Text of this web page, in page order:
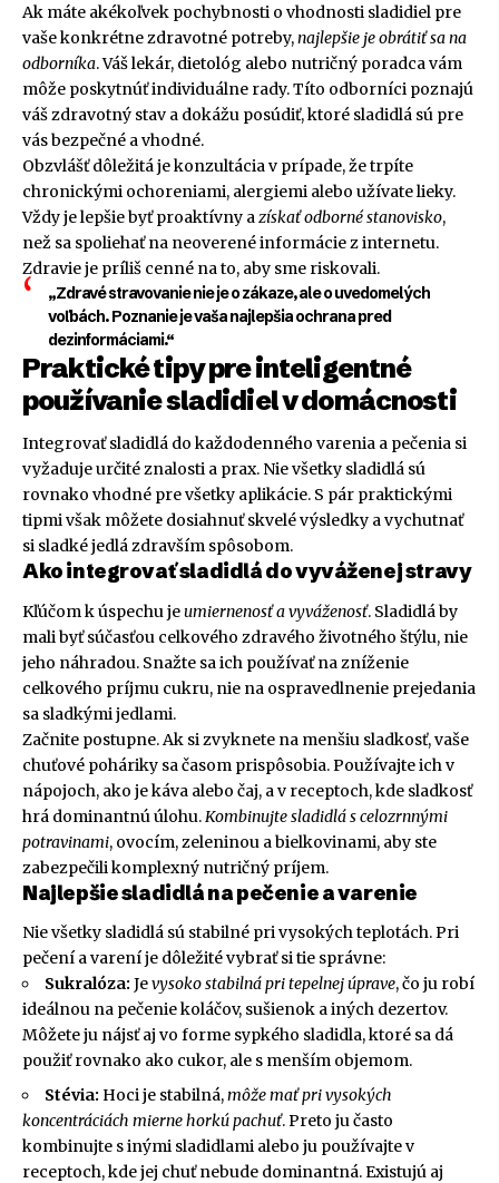
Ak máte akékoľvek pochybnosti o vhodnosti sladidiel pre
vaše konkrétne zdravotné potreby,najlepšie je obrátiť sa na
odborníka. Váš lekár, dietológ alebo nutričný poradca vám
môže poskytnúť individuálne rady. Títo odborníci poznajú
váš zdravotný stav a dokážu posúdiť, ktoré sladidlá sú pre
vás bezpečné a vhodné.
Obzvlášť dôležitá je konzultácia v prípade, že trpíte
chronickými ochoreniami, alergiemi alebo užívate lieky.
Vždy je lepšie byť proaktívny azískať odborné stanovisko,
než sa spoliehať na neoverené informácie z internetu.
Zdravie je príliš cenné na to, aby sme riskovali.
„Zdravé stravovanie nie je o zákaze, ale o uvedomelých
voľbách. Poznanie je vaša najlepšia ochrana pred
dezinformáciami.“
Praktické tipy pre inteligentné
používanie sladidiel v domácnosti
Integrovať sladidlá do každodenného varenia a pečenia si
vyžaduje určité znalosti a prax. Nie všetky sladidlá sú
rovnako vhodné pre všetky aplikácie. S pár praktickými
tipmi však môžete dosiahnuť skvelé výsledky a vychutnať
si sladké jedlá zdravším spôsobom.
Ako integrovať sladidlá do vyváženej stravy
Kľúčom k úspechu jeumiernenosť a vyváženosť. Sladidlá by
mali byť súčasťou celkového zdravého životného štýlu, nie
jeho náhradou. Snažte sa ich používať na zníženie
celkového príjmu cukru, nie na ospravedlnenie prejedania
sa sladkými jedlami.
Začnite postupne. Ak si zvyknete na menšiu sladkosť, vaše
chuťové poháriky sa časom prispôsobia. Používajte ich v
nápojoch, ako je káva alebo čaj, a v receptoch, kde sladkosť
hrá dominantnú úlohu.Kombinujte sladidlá s celozrnnými
potravinami, ovocím, zeleninou a bielkovinami, aby ste
zabezpečili komplexný nutričný príjem.
Najlepšie sladidlá na pečenie a varenie
Nie všetky sladidlá sú stabilné pri vysokých teplotách. Pri
pečení a varení je dôležité vybrať si tie správne:
Sukralóza: Jevysoko stabilná pri tepelnej úprave, čo ju robí
ideálnou na pečenie koláčov, sušienok a iných dezertov.
Môžete ju nájsť aj vo forme sypkého sladidla, ktoré sa dá
použiť rovnako ako cukor, ale s menším objemom.
Stévia: Hoci je stabilná,môže mať pri vysokých
koncentráciách mierne horkú pachuť. Preto ju často
kombinujte s inými sladidlami alebo ju používajte v
receptoch, kde jej chuť nebude dominantná. Existujú aj